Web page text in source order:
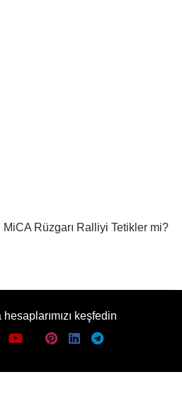
Rüzgarı Ralliyi Tetikler mi?
keşfedin